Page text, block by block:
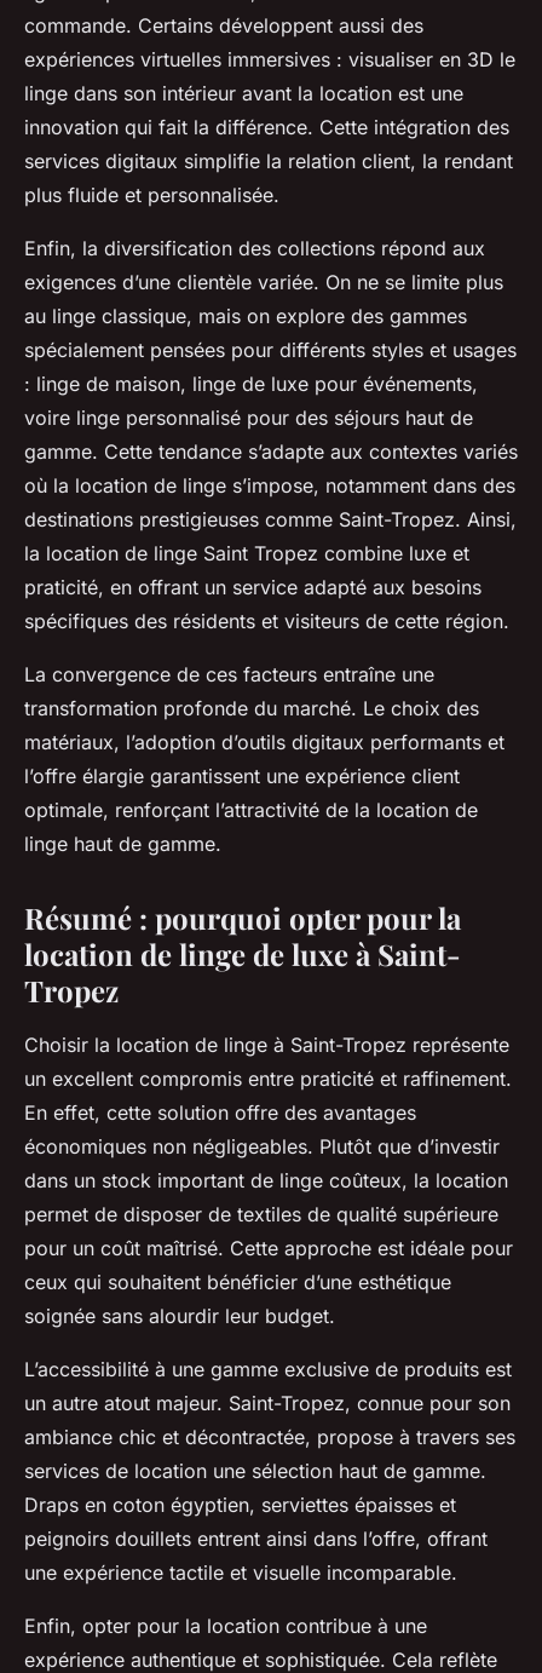
commande. Certains développent aussi des
expériences virtuelles immersives : visualiser en 3D le
linge dans son intérieur avant la location est une
innovation qui fait la différence. Cette intégration des
services digitaux simplifie la relation client, la rendant
plus fluide et personnalisée.
Enfin, la diversification des collections répond aux
exigences d’une clientèle variée. On ne se limite plus
au linge classique, mais on explore des gammes
spécialement pensées pour différents styles et usages
: linge de maison, linge de luxe pour événements,
voire linge personnalisé pour des séjours haut de
gamme. Cette tendance s’adapte aux contextes variés
où la location de linge s’impose, notamment dans des
destinations prestigieuses comme Saint-Tropez. Ainsi,
la location de linge Saint Tropez combine luxe et
praticité, en offrant un service adapté aux besoins
spécifiques des résidents et visiteurs de cette région.
La convergence de ces facteurs entraîne une
transformation profonde du marché. Le choix des
matériaux, l’adoption d’outils digitaux performants et
l’offre élargie garantissent une expérience client
optimale, renforçant l’attractivité de la location de
linge haut de gamme.
Résumé : pourquoi opter pour la
location de linge de luxe à Saint-
Tropez
Choisir la location de linge à Saint-Tropez représente
un excellent compromis entre praticité et raffinement.
En effet, cette solution offre des avantages
économiques non négligeables. Plutôt que d’investir
dans un stock important de linge coûteux, la location
permet de disposer de textiles de qualité supérieure
pour un coût maîtrisé. Cette approche est idéale pour
ceux qui souhaitent bénéficier d’une esthétique
soignée sans alourdir leur budget.
L’accessibilité à une gamme exclusive de produits est
un autre atout majeur. Saint-Tropez, connue pour son
ambiance chic et décontractée, propose à travers ses
services de location une sélection haut de gamme.
Draps en coton égyptien, serviettes épaisses et
peignoirs douillets entrent ainsi dans l’offre, offrant
une expérience tactile et visuelle incomparable.
Enfin, opter pour la location contribue à une
expérience authentique et sophistiquée. Cela reflète